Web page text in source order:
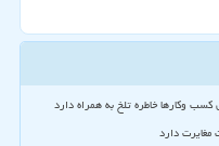
وکارها خاطره تلخ به همراه دارد
دارد